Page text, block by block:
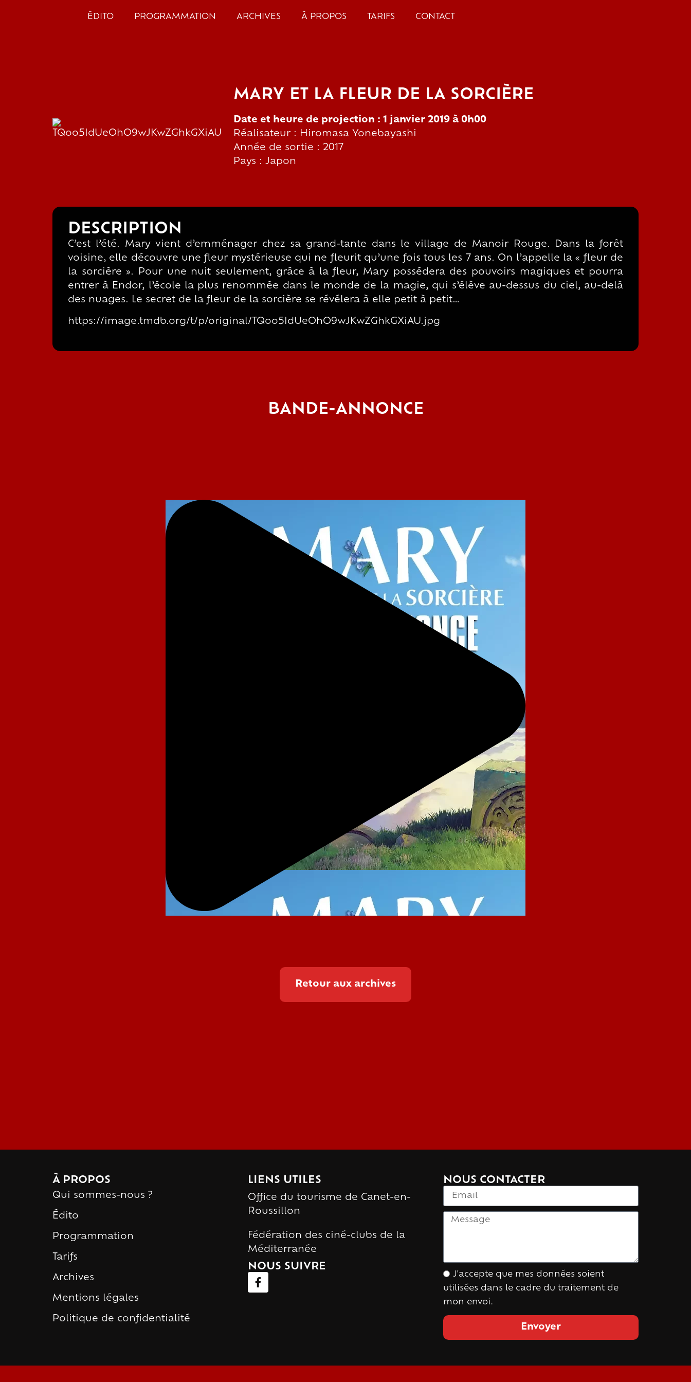
ÉDITO PROGRAMMATION ARCHIVES À PROPOS TARIFS CONTACT
MARY ET LA FLEUR DE LA SORCIÈRE
Date et heure de projection : 1 janvier 2019 à 0h00
Réalisateur : Hiromasa Yonebayashi
Année de sortie : 2017
Pays : Japon
DESCRIPTION
C’est l’été. Mary vient d’emménager chez sa grand-tante dans le village de Manoir Rouge. Dans la forêt
voisine, elle découvre une fleur mystérieuse qui ne fleurit qu’une fois tous les 7 ans. On l’appelle la « fleur de
la sorcière ». Pour une nuit seulement, grâce à la fleur, Mary possédera des pouvoirs magiques et pourra
entrer à Endor, l’école la plus renommée dans le monde de la magie, qui s’élève au-dessus du ciel, au-delà
des nuages. Le secret de la fleur de la sorcière se révélera à elle petit à petit…
https://image.tmdb.org/t/p/original/TQoo5IdUeOhO9wJKwZGhkGXiAU.jpg
BANDE-ANNONCE
Retour aux archives
À PROPOS
Qui sommes-nous ?
Édito
Programmation
Tarifs
Archives
Mentions légales
Politique de confidentialité
LIENS UTILES
Office du tourisme de Canet-en-
Roussillon
Fédération des ciné-clubs de la
Méditerranée
NOUS SUIVRE
NOUS CONTACTER
J'accepte que mes données soient
utilisées dans le cadre du traitement de
mon envoi.
Envoyer